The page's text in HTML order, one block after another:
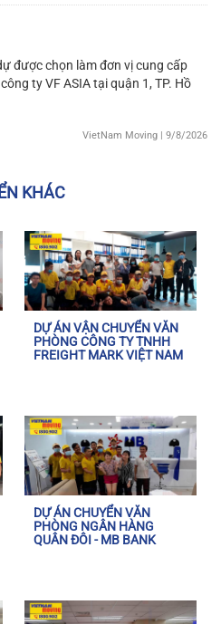
được chọn làm đơn vị cung cấp
ty VF ASIA tại quận 1, TP. Hồ
VietNam Moving | 9/8/2026
KHÁC
DỰ ÁN VẬN CHUYỂN VĂN
PHÒNG CÔNG TY TNHH
FREIGHT MARK VIỆT NAM
DỰ ÁN CHUYỂN VĂN
PHÒNG NGÂN HÀNG
QUÂN ĐÔI - MB BANK